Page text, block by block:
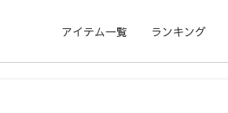
アイテム一覧 ランキング